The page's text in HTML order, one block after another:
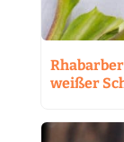
weißer